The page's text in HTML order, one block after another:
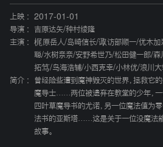
上映 :
2017-01-01
导演 :
吉原达矢/种村绫隆
主演 :
梶原岳人/岛崎信长/诹访部顺一/优木加
聪/水树奈奈/安野希世乃/松田健一郎/森
拓笃/鸟海浩辅/小西克幸/小林优/浪川
简介 :
曾经险些遭到魔神毁灭的世界，拯救它
魔导士……两位被遗弃在教堂的少年，
四叶草魔导书的尤诺，另一位魔法值为
法书的亚斯塔……这是关于一位没魔法
故事。